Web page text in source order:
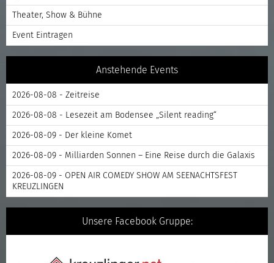
Theater, Show & Bühne
Event Eintragen
Anstehende Events
2026-08-08 - Zeitreise
2026-08-08 - Lesezeit am Bodensee „Silent reading“
2026-08-09 - Der kleine Komet
2026-08-09 - Milliarden Sonnen – Eine Reise durch die Galaxis
2026-08-09 - OPEN AIR COMEDY SHOW AM SEENACHTSFEST
KREUZLINGEN
Unsere Facebook Gruppe: